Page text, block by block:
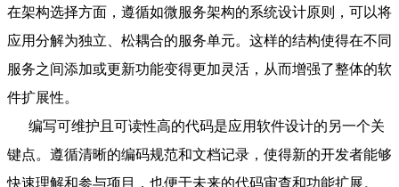
在架构选择方面，遵循如微服务架构的系统设计原则，可以将
应用分解为独立、松耦合的服务单元。这样的结构使得在不同
服务之间添加或更新功能变得更加灵活，从而增强了整体的软
件扩展性。
编写可维护且可读性高的代码是应用软件设计的另一个关
键点。遵循清晰的编码规范和文档记录，使得新的开发者能够
快速理解和参与项目，也便于未来的代码审查和功能扩展。